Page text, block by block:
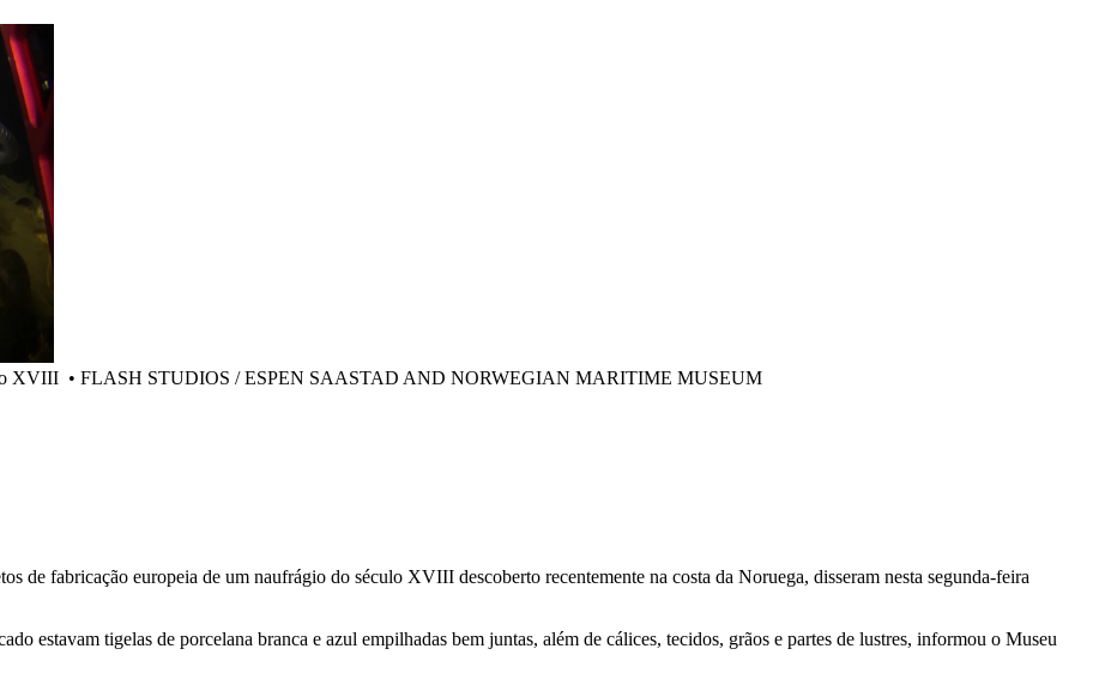
XVIII • FLASH STUDIOS / ESPEN SAASTAD AND NORWEGIAN MARITIME MUSEUM
de fabricação europeia de um naufrágio do século XVIII descoberto recentemente na costa da Noruega, disseram nesta segunda-feira
estavam tigelas de porcelana branca e azul empilhadas bem juntas, além de cálices, tecidos, grãos e partes de lustres, informou o Museu